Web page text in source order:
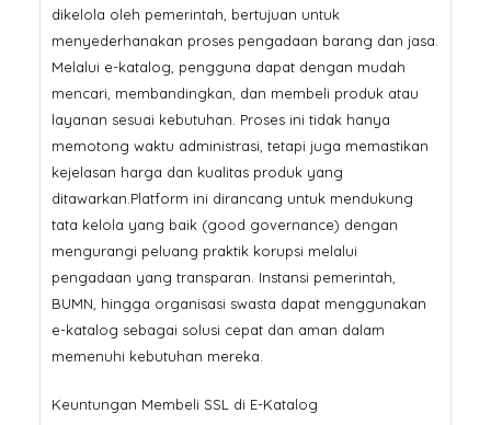
dikelola oleh pemerintah, bertujuan untuk
menyederhanakan proses pengadaan barang dan jasa.
Melalui e-katalog, pengguna dapat dengan mudah
mencari, membandingkan, dan membeli produk atau
layanan sesuai kebutuhan. Proses ini tidak hanya
memotong waktu administrasi, tetapi juga memastikan
kejelasan harga dan kualitas produk yang
ditawarkan.Platform ini dirancang untuk mendukung
tata kelola yang baik (good governance) dengan
mengurangi peluang praktik korupsi melalui
pengadaan yang transparan. Instansi pemerintah,
BUMN, hingga organisasi swasta dapat menggunakan
e-katalog sebagai solusi cepat dan aman dalam
memenuhi kebutuhan mereka.
Keuntungan Membeli SSL di E-Katalog